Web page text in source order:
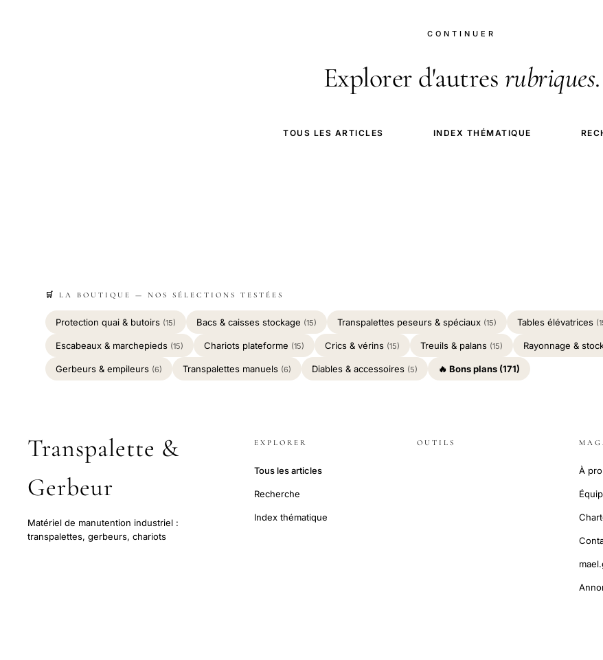
CONTINUER
Explorer d'autres rubriques.
TOUS LES ARTICLES INDEX THÉMATIQUE
🛒 LA BOUTIQUE — NOS SÉLECTIONS TESTÉES
Protection quai & butoirs (15) Bacs & caisses stockage (15) Transpalettes peseurs & spéciaux (15) Tables élévatrices
Escabeaux & marchepieds (15) Chariots plateforme (15) Crics & vérins (15) Treuils & palans (15) Rayonnage &
Gerbeurs & empileurs (6) Transpalettes manuels (6) Diables & accessoires (5) 🔥 Bons plans (171)
Transpalette &
Gerbeur
Matériel de manutention industriel :
transpalettes, gerbeurs, chariots
EXPLORER
Tous les articles
Recherche
Index thématique
OUTILS
À